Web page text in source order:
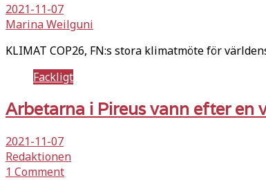
2021-11-07
Marina Weilguni
KLIMAT COP26, FN:s stora klimatmöte för
Fackligt
Arbetarna i Pireus vann efter en
2021-11-07
Redaktionen
1 Comment